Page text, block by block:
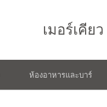
เมอร์เคียว
ห้องอาหารและบาร์